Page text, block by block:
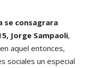
se consagrara
Jorge Sampaoli,
aquel entonces,
sociales un especial